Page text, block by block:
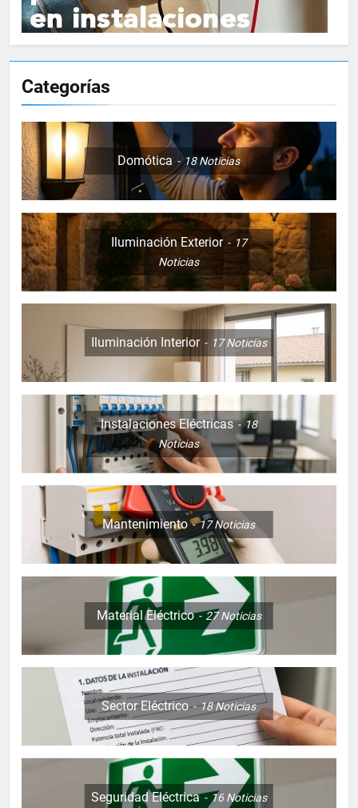
Categorías
Domótica 18Noticias
Iluminación Exterior
17
Noticias
Iluminación Interior 17Noticias
Instalaciones Eléctricas
18
Noticias
Mantenimiento 17Noticias
Material Eléctrico 27Noticias
Sector Eléctrico 18Noticias
Seguridad Eléctrica 16 Noticias